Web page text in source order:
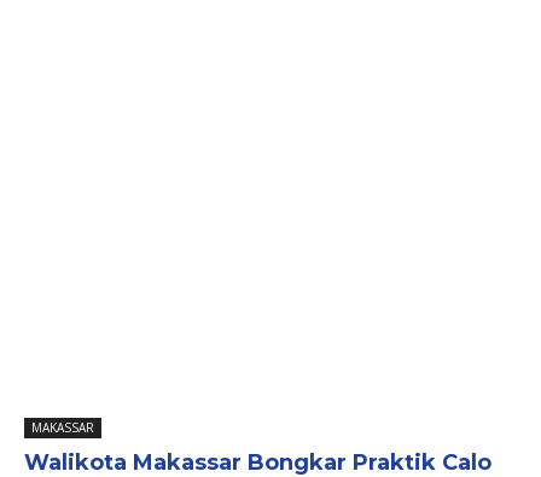
MAKASSAR
Walikota Makassar Bongkar Praktik Calo